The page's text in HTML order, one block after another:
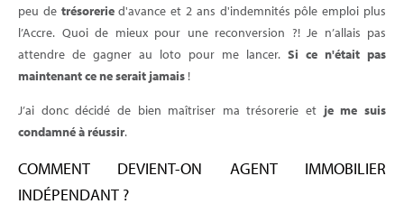
peu de trésoreried'avance et 2 ans d'indemnités pôle emploi plus
l’Accre. Quoi de mieux pour une reconversion ?! Je n’allais pas
attendre de gagner au loto pour me lancer. Si ce n'était pas
maintenant ce ne serait jamais !
J’ai donc décidé de bien maîtriser ma trésorerie et je me suis
condamné à réussir.
COMMENT DEVIENT-ON AGENT IMMOBILIER
INDÉPENDANT ?